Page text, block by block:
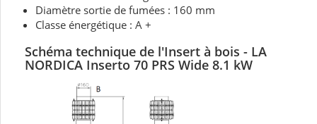
Diamètre sortie de fumées : 160 mm
Classe énergétique : A +
Schéma technique de l'Insert à bois - LA
NORDICA Inserto 70 PRS Wide 8.1 kW